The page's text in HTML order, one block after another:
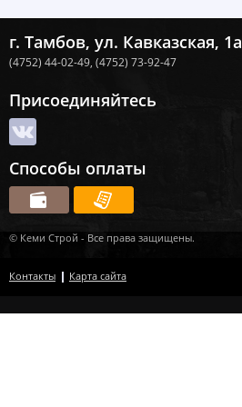
г. Тамбов, ул. Кавказская, 1а
(4752) 44-02-49, (4752) 73-92-47
Присоединяйтесь
Способы оплаты
© Кеми Строй - Все права защищены.
Контакты Карта сайта